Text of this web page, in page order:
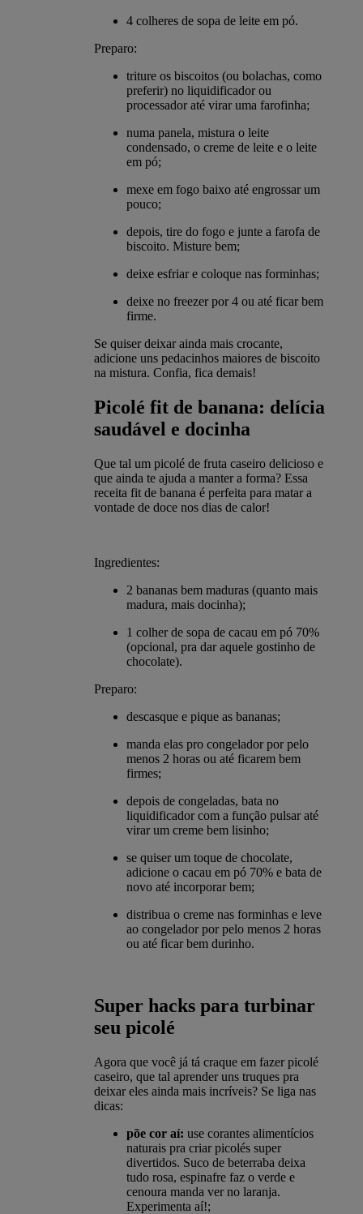
4 colheres de sopa de leite em pó.
Preparo:
triture os biscoitos (ou bolachas, como
preferir) no liquidificador ou
processador até virar uma farofinha;
numa panela, mistura o leite
condensado, o creme de leite e o leite
em pó;
mexe em fogo baixo até engrossar um
pouco;
depois, tire do fogo e junte a farofa de
biscoito. Misture bem;
deixe esfriar e coloque nas forminhas;
deixe no freezer por 4 ou até ficar bem
firme.
Se quiser deixar ainda mais crocante,
adicione uns pedacinhos maiores de biscoito
na mistura. Confia, fica demais!
Picolé fit de banana: delícia
saudável e docinha
Que tal um picolé de fruta caseiro delicioso e
que ainda te ajuda a manter a forma? Essa
receita fit de banana é perfeita para matar a
vontade de doce nos dias de calor!
Ingredientes:
2 bananas bem maduras (quanto mais
madura, mais docinha);
1 colher de sopa de cacau em pó 70%
(opcional, pra dar aquele gostinho de
chocolate).
Preparo:
descasque e pique as bananas;
manda elas pro congelador por pelo
menos 2 horas ou até ficarem bem
firmes;
depois de congeladas, bata no
liquidificador com a função pulsar até
virar um creme bem lisinho;
se quiser um toque de chocolate,
adicione o cacau em pó 70% e bata de
novo até incorporar bem;
distribua o creme nas forminhas e leve
ao congelador por pelo menos 2 horas
ou até ficar bem durinho.
Super hacks para turbinar
seu picolé
Agora que você já tá craque em fazer picolé
caseiro, que tal aprender uns truques pra
deixar eles ainda mais incríveis? Se liga nas
dicas:
põe cor aí: use corantes alimentícios
naturais pra criar picolés super
divertidos. Suco de beterraba deixa
tudo rosa, espinafre faz o verde e
cenoura manda ver no laranja.
Experimenta aí!;